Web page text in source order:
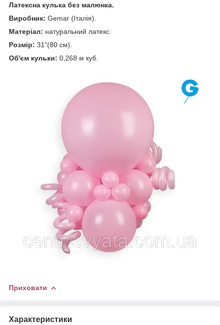
Латексна кулька без малюнка.
Виробник: Gemar (Італія).
Матеріал: натуральний латекс.
Розмір: 31"(80 см).
Об'єм кульки: 0,268 м куб.
Приховати
Характеристики